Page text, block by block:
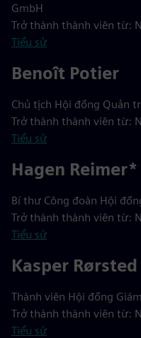
GmbH
Trở thành thành viên từ:
Tiểu sử
Benoît Potier
Chủ tịch Hội đồng Quản
Trở thành thành viên từ:
Tiểu sử
Hagen Reimer*
Bí thư Công đoàn Hội
Trở thành thành viên từ:
Tiểu sử
Kasper Rørsted
Thành viên Hội đồng
Trở thành thành viên từ:
Tiểu sử